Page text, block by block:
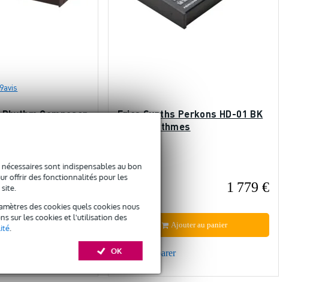
sont indispensables au bon
offrir des fonctionnalités pour les
des cookies quels cookies nous
sur les cookies et l'utilisation des
.
OK
9avis
Composer
au panier
Erica Synths Perkons HD-01 BK
boîte à rythmes
1 779 €
Comparer
Ajouter au panier